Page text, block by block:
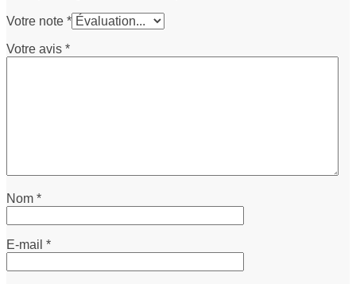
Votre note *
Votre avis *
Nom *
E-mail *